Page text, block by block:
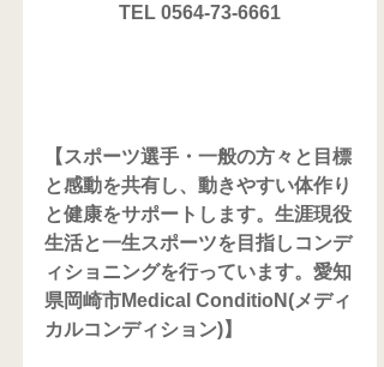
TEL 0564-73-6661
【スポーツ選手・一般の方々と目標
と感動を共有し、動きやすい体作り
と健康をサポートします。生涯現役
生活と一生スポーツを目指しコンデ
ィショニングを行っています。愛知
県岡崎市Medical ConditioN(メディ
カルコンディション)】